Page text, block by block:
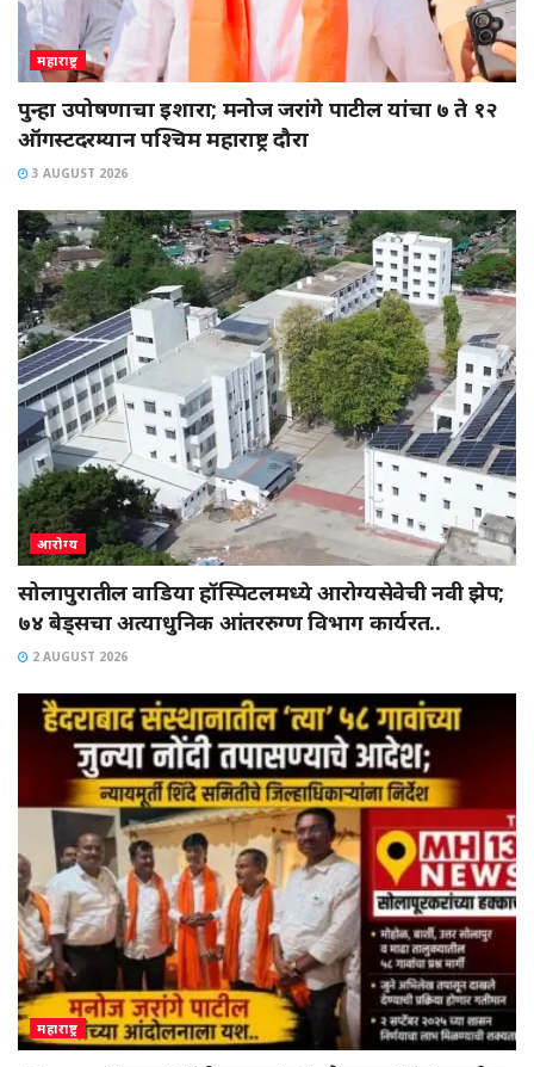
महाराष्ट्र
पुन्हा उपोषणाचा इशारा; मनोज जरांगे पाटील यांचा ७ ते १२
ऑगस्टदरम्यान पश्चिम महाराष्ट्र दौरा
3 AUGUST 2026
आरोग्य
सोलापुरातील वाडिया हॉस्पिटलमध्ये आरोग्यसेवेची नवी झेप;
७४ बेड्सचा अत्याधुनिक आंतररुग्ण विभाग कार्यरत..
2 AUGUST 2026
महाराष्ट्र